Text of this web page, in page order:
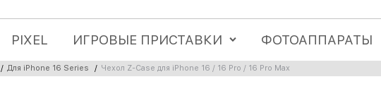
PIXEL ИГРОВЫЕ ПРИСТАВКИ ФОТОАППАРАТЫ
/ Для iPhone 16 Series / Чехол Z-Case для iPhone 16 / 16 Pro / 16 Pro Max